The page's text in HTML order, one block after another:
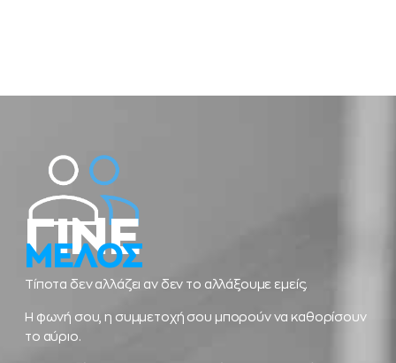
ΓΙΝΕ
ΜΕΛΟΣ
Τίποτα δεν αλλάζει αν δεν το αλλάξουμε εμείς.
Η φωνή σου, η συμμετοχή σου μπορούν να καθορίσουν
το αύριο.